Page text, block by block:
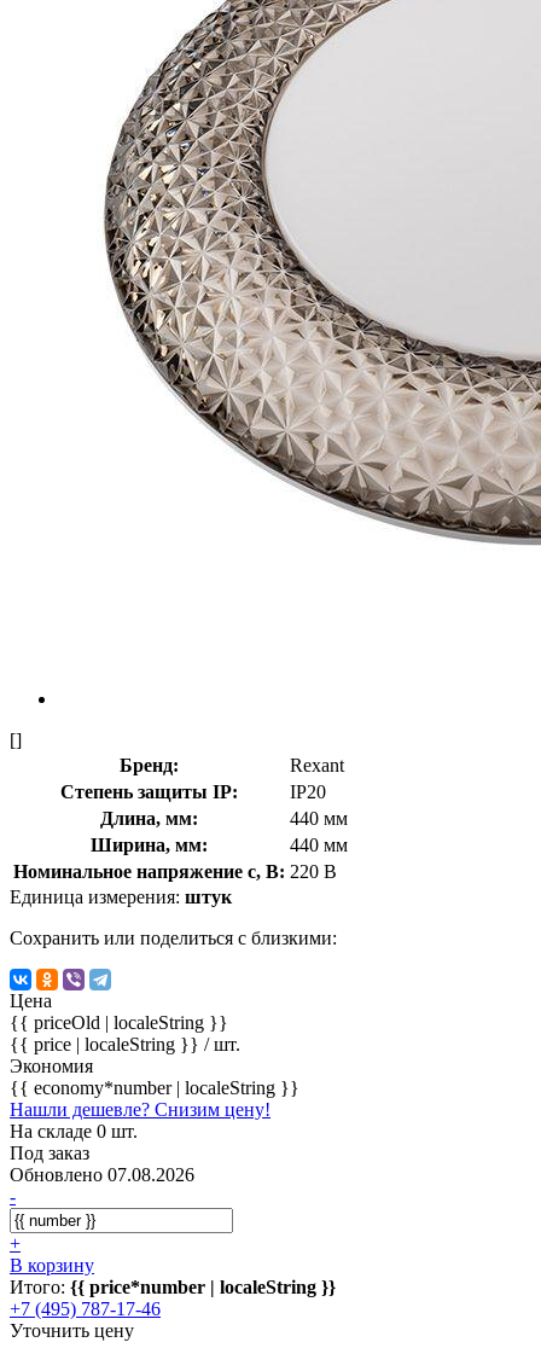
[]
Бренд:
Rexant
Степень защиты IP:
IP20
Длина, мм:
440 мм
Ширина, мм:
440 мм
Номинальное напряжение с, В: 220 В
Единица измерения: штук
Сохранить или поделиться с близкими:
Цена
{{ priceOld | localeString }}
{{ price | localeString }} / шт.
Экономия
{{ economy*number | localeString }}
Нашли дешевле? Снизим цену!
На складе 0 шт.
Под заказ
Обновлено 07.08.2026
-
+
В корзину
Итого: {{ price*number | localeString }}
+7 (495) 787-17-46
Уточнить цену